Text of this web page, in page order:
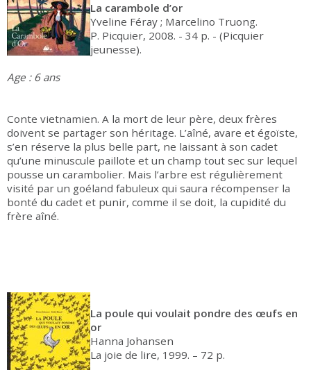
La carambole d’or
Yveline Féray ; Marcelino Truong.
P. Picquier, 2008. - 34 p. - (Picquier
jeunesse).
Age : 6 ans
Conte vietnamien. A la mort de leur père, deux frères
doivent se partager son héritage. L’aîné, avare et égoïste,
s’en réserve la plus belle part, ne laissant à son cadet
qu’une minuscule paillote et un champ tout sec sur lequel
pousse un carambolier. Mais l’arbre est régulièrement
visité par un goéland fabuleux qui saura récompenser la
bonté du cadet et punir, comme il se doit, la cupidité du
frère aîné.
La poule qui voulait pondre des œufs en
or
Hanna Johansen
La joie de lire, 1999. – 72 p.